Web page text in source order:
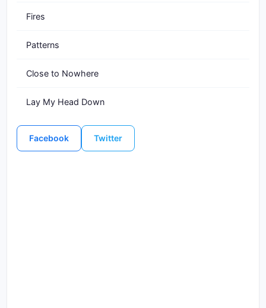
Fires
Patterns
Close to Nowhere
Lay My Head Down
Facebook Twitter